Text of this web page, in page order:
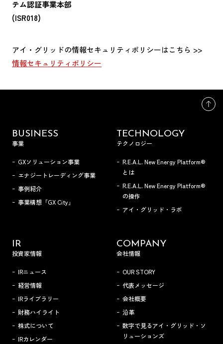
テム認証事業本部
(ISR018)
アイ・グリッドの情報セキュリティポリシーはこちら >>
情報セキュリティポリシー
BUSINESS
事業
GXソリューション事業
エナジートレーディング事業
事例紹介
事業構想「GX City」
TECHNOLOGY
テクノロジー
R.E.A.L. New Energy Platform®
とは
R.E.A.L. New Energy Platform®
の操作
アイ・グリッド・ラボ
IR
投資家情報
IRニュース
経営情報
IRライブラリー
財務ハイライト
株式について
IRカレンダー
COMPANY
会社情報
OUR STORY
代表メッセージ
会社概要
沿革
数字で見るアイ・グリッド・ソ
リューションズ